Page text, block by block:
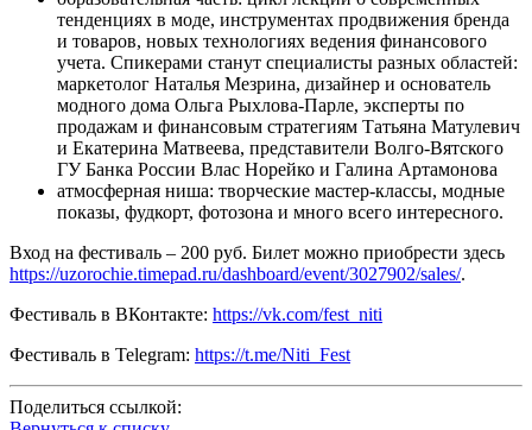
тенденциях в моде, инструментах продвижения бренда
и товаров, новых технологиях ведения финансового
учета. Спикерами станут специалисты разных областей:
маркетолог Наталья Мезрина, дизайнер и основатель
модного дома Ольга Рыхлова-Парле, эксперты по
продажам и финансовым стратегиям Татьяна Матулевич
и Екатерина Матвеева, представители Волго-Вятского
ГУ Банка России Влас Норейко и Галина Артамонова
атмосферная ниша: творческие мастер-классы, модные
показы, фудкорт, фотозона и много всего интересного.
Вход на фестиваль – 200 руб. Билет можно приобрести здесь
https://uzorochie.timepad.ru/dashboard/event/3027902/sales/.
Фестиваль в ВКонтакте: https://vk.com/fest_niti
Фестиваль в Telegram: https://t.me/Niti_Fest
Поделиться ссылкой: